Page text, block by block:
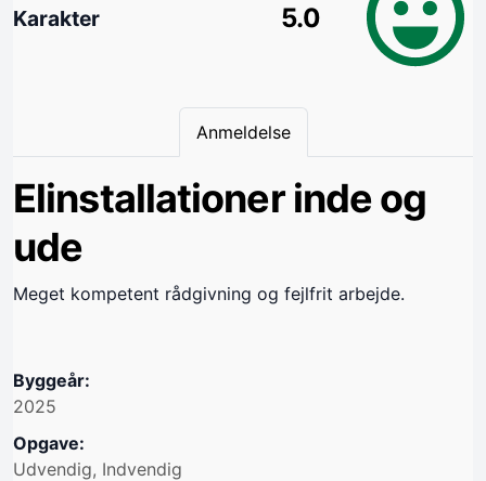
Karakter 5.0
Anmeldelse
Elinstallationer inde og
ude
Meget kompetent rådgivning og fejlfrit arbejde.
Byggeår:
2025
Opgave:
Udvendig, Indvendig